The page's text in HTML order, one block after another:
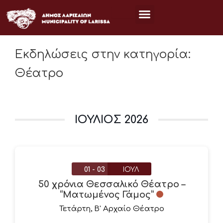
στο
περιεχόμενο
Εκδηλώσεις στην κατηγορία:
Θέατρο
ΙΟΎΛΙΟΣ 2026
01 - 03 ΙΟΎΛ
50 χρόνια Θεσσαλικό Θέατρο –
“Ματωμένος Γάμος”
Τετάρτη, Β' Αρχαίο Θέατρο